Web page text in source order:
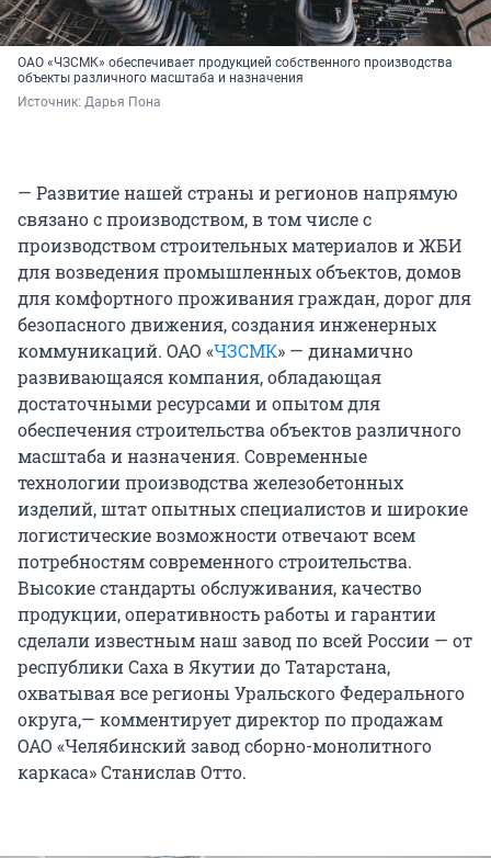
ОАО «ЧЗСМК» обеспечивает продукцией собственного производства
объекты различного масштаба и назначения
Источник: Дарья Пона
— Развитие нашей страны и регионов напрямую
связано с производством, в том числе с
производством строительных материалов и ЖБИ
для возведения промышленных объектов, домов
для комфортного проживания граждан, дорог для
безопасного движения, создания инженерных
коммуникаций. ОАО «ЧЗСМК» — динамично
развивающаяся компания, обладающая
достаточными ресурсами и опытом для
обеспечения строительства объектов различного
масштаба и назначения. Современные
технологии производства железобетонных
изделий, штат опытных специалистов и широкие
логистические возможности отвечают всем
потребностям современного строительства.
Высокие стандарты обслуживания, качество
продукции, оперативность работы и гарантии
сделали известным наш завод по всей России — от
республики Саха в Якутии до Татарстана,
охватывая все регионы Уральского Федерального
округа,— комментирует директор по продажам
ОАО «Челябинский завод сборно-монолитного
каркаса» Станислав Отто.